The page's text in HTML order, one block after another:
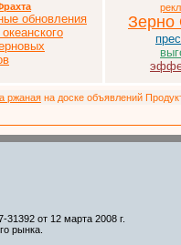
обновления
Зерно
ржаная на доске объявлений
от 12 марта 2008 г.
рынка.